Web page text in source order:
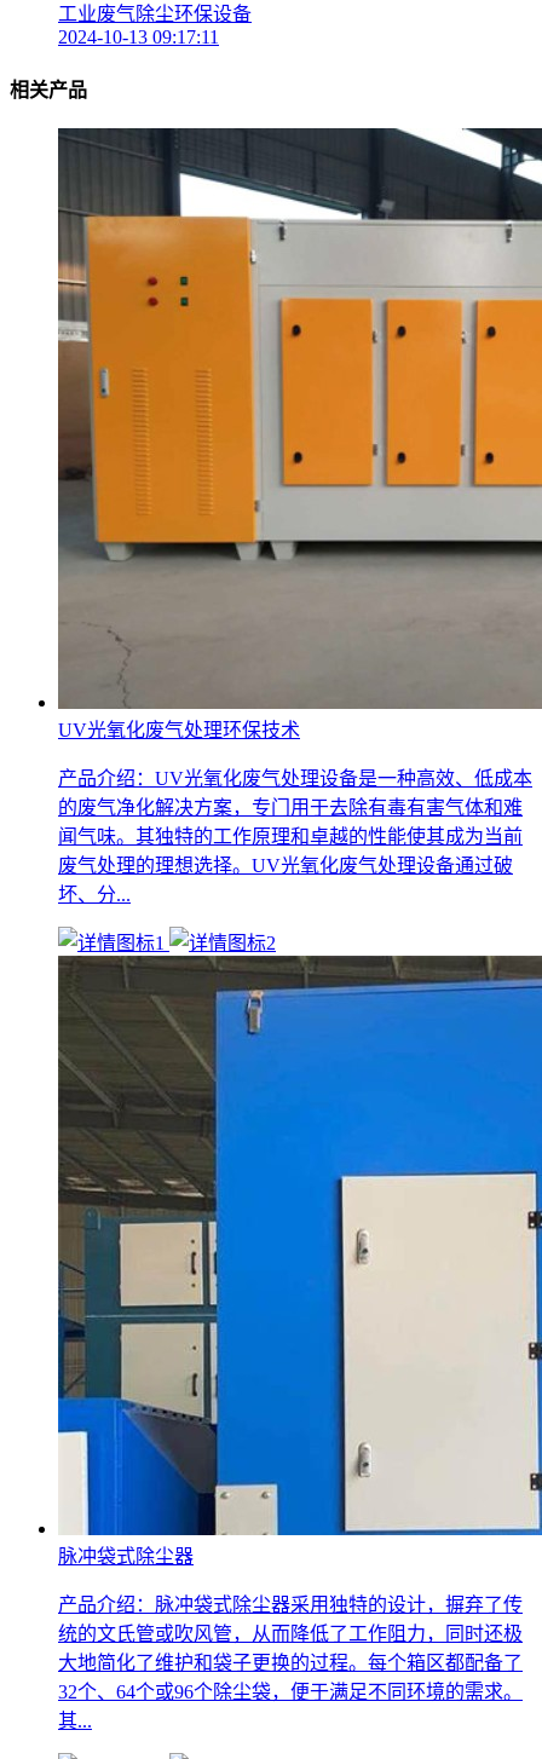
工业废气除尘环保设备
2024-10-13 09:17:11
相关产品
UV光氧化废气处理环保技术
产品介绍：UV光氧化废气处理设备是一种高效、低成本
的废气净化解决方案，专门用于去除有毒有害气体和难
闻气味。其独特的工作原理和卓越的性能使其成为当前
废气处理的理想选择。UV光氧化废气处理设备通过破
坏、分...
脉冲袋式除尘器
产品介绍：脉冲袋式除尘器采用独特的设计，摒弃了传
统的文氏管或吹风管，从而降低了工作阻力，同时还极
大地简化了维护和袋子更换的过程。每个箱区都配备了
32个、64个或96个除尘袋，便于满足不同环境的需求。
其...